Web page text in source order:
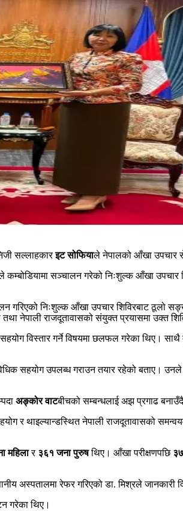
सल्लाहकारइट सोफियाले नेपालको आँखा उपचार
कम्बोडियामा सञ्चालन गरेको निःशुल्क आँखा
गरिएको निःशुल्क आँखा उपचार शिविरबाट ठूलो
नेपाली राजदूतावासको संयुक्त प्रयासमा उक्त
विस्तार गर्ने विषयमा छलफल गरेका थिए।
सहयोग उपलब्ध गराउन तयार रहेको बताए। उनले
अङ्कोर वाटबीचको सम्बन्धलाई अझ प्रगाढ बनाउँदै
र थाइल्यान्डस्थित नेपाली राजदूतावासको
महिलार ३६१ जना पुरुषथिए। आँखा परीक्षणपछि
अस्पतालमा रेफर गरिएको डा. मिश्रले जानकारी
गरेका थिए।